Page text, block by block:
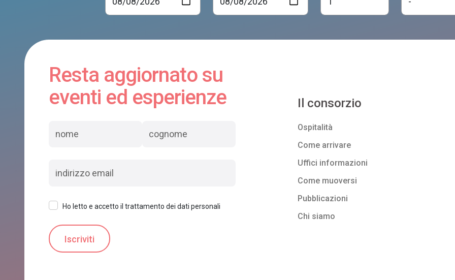
Resta aggiornato su
eventi ed esperienze
Ho letto e accetto il trattamento dei dati personali
Il consorzio
Ospitalità
Come arrivare
Uffici informazioni
Come muoversi
Pubblicazioni
Chi siamo